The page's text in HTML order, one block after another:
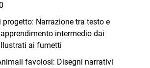
progetto: Narrazione tra testo e
intermedio dai
ai fumetti
favolosi: Disegni narrativi